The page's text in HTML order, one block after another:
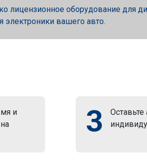
оборудование для
электроники вашего авто.
и
3